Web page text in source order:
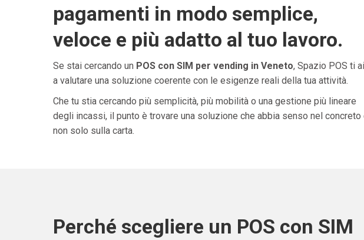
pagamenti in modo semplice,
veloce e più adatto al tuo lavoro.
Se stai cercando un POS con SIM per vending in Veneto, Spazio POS ti
a valutare una soluzione coerente con le esigenze reali della tua attività.
Che tu stia cercando più semplicità, più mobilità o una gestione più lineare
degli incassi, il punto è trovare una soluzione che abbia senso nel concreto
non solo sulla carta.
Perché scegliere un POS con SIM